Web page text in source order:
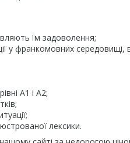
їм задоволення;
у франкомовних
А1 і А2;
лексики.